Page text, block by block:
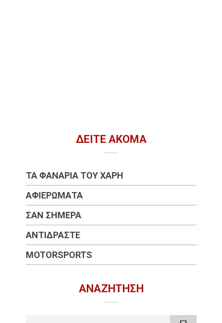
ΔΕΊΤΕ ΑΚΌΜΑ
ΤΑ ΦΑΝΆΡΙΑ ΤΟΥ ΧΆΡΗ
ΑΦΙΕΡΏΜΑΤΑ
ΣΑΝ ΣΉΜΕΡΑ
ΑΝΤΙΔΡΆΣΤΕ
MOTORSPORTS
ΑΝΑΖΉΤΗΣΗ